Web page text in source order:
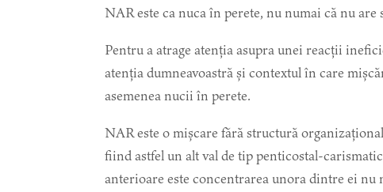
NAR este ca nuca în perete, nu numai că nu
Pentru a atrage atenția asupra unei reacții
atenția dumneavoastră și contextul în care
asemenea nucii în perete.
NAR este o mișcare fără structură
fiind astfel un alt val de tip penticostal-
anterioare este concentrarea unora dintre ei